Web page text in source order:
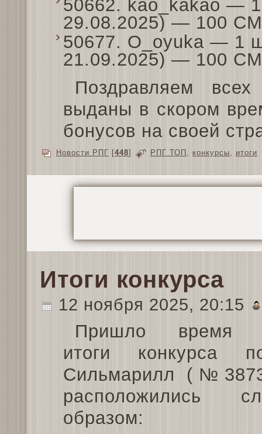
50662. kao_kakao —
29.08.2025) — 100
50677. O_oyuka — 1
21.09.2025) — 100
Поздравляем
выданы в скором
бонусов на своей
Новости РПГ [448] РПГ ТОП , конкурсы, итоги
Итоги конкурса
12 ноября 2025, 20:15
Пришло время
итоги конкурса
Сильмарилл
расположились
образом: